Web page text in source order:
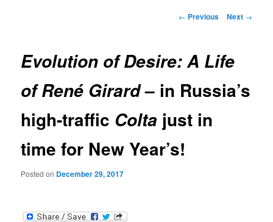
Post
← Previous Next →
Evolution of Desire: A Life
of René Girard– in Russia’s
high-traffic Colta just in
time for New Year’s!
Posted on December 29, 2017